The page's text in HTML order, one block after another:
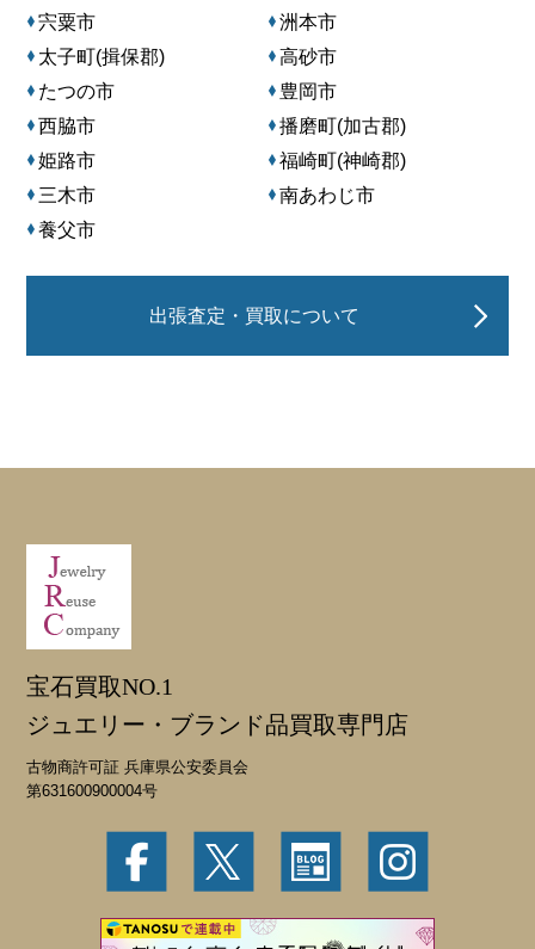
宍粟市
洲本市
太子町(揖保郡)
高砂市
たつの市
豊岡市
西脇市
播磨町(加古郡)
姫路市
福崎町(神崎郡)
三木市
南あわじ市
養父市
出張査定・買取について
宝石買取NO.1
ジュエリー・ブランド品買取専門店
古物商許可証 兵庫県公安委員会
第631600900004号